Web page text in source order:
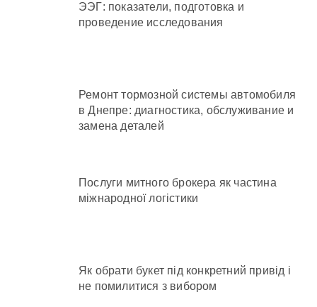
ЭЭГ: показатели, подготовка и
проведение исследования
Ремонт тормозной системы автомобиля
в Днепре: диагностика, обслуживание и
замена деталей
Послуги митного брокера як частина
міжнародної логістики
Як обрати букет під конкретний привід і
не помилитися з вибором